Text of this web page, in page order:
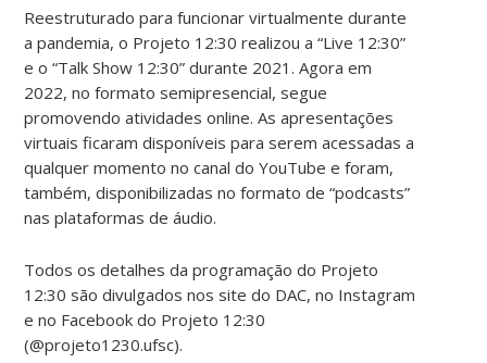
Reestruturado para funcionar virtualmente durante
a pandemia, o Projeto 12:30 realizou a “Live 12:30”
e o “Talk Show 12:30” durante 2021. Agora em
2022, no formato semipresencial, segue
promovendo atividades online. As apresentações
virtuais ficaram disponíveis para serem acessadas a
qualquer momento no canal do YouTube e foram,
também, disponibilizadas no formato de “podcasts”
nas plataformas de áudio.
Todos os detalhes da programação do Projeto
12:30 são divulgados nos site do DAC, no Instagram
e no Facebook do Projeto 12:30
(@projeto1230.ufsc).